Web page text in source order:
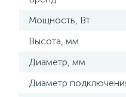
Мощность, Вт
Высота, мм
Диаметр, мм
Диаметр